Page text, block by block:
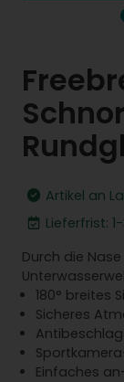
Artikel an
Lieferfrist:
Durch die
180° breites
Sicheres
Einfaches